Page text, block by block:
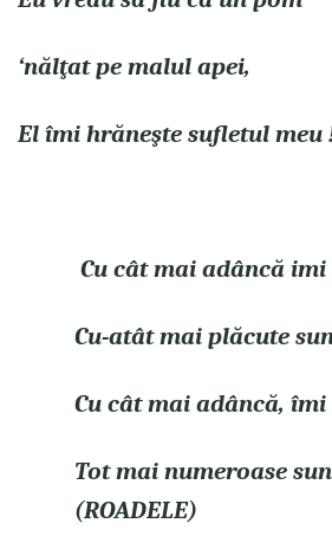
‘nălţat pe malul apei,
El îmi hrăneşte sufletul meu
Cu cât mai adâncă
Cu-atât mai plăcute
Cu cât mai adâncă,
Tot mai numeroase
(ROADELE)